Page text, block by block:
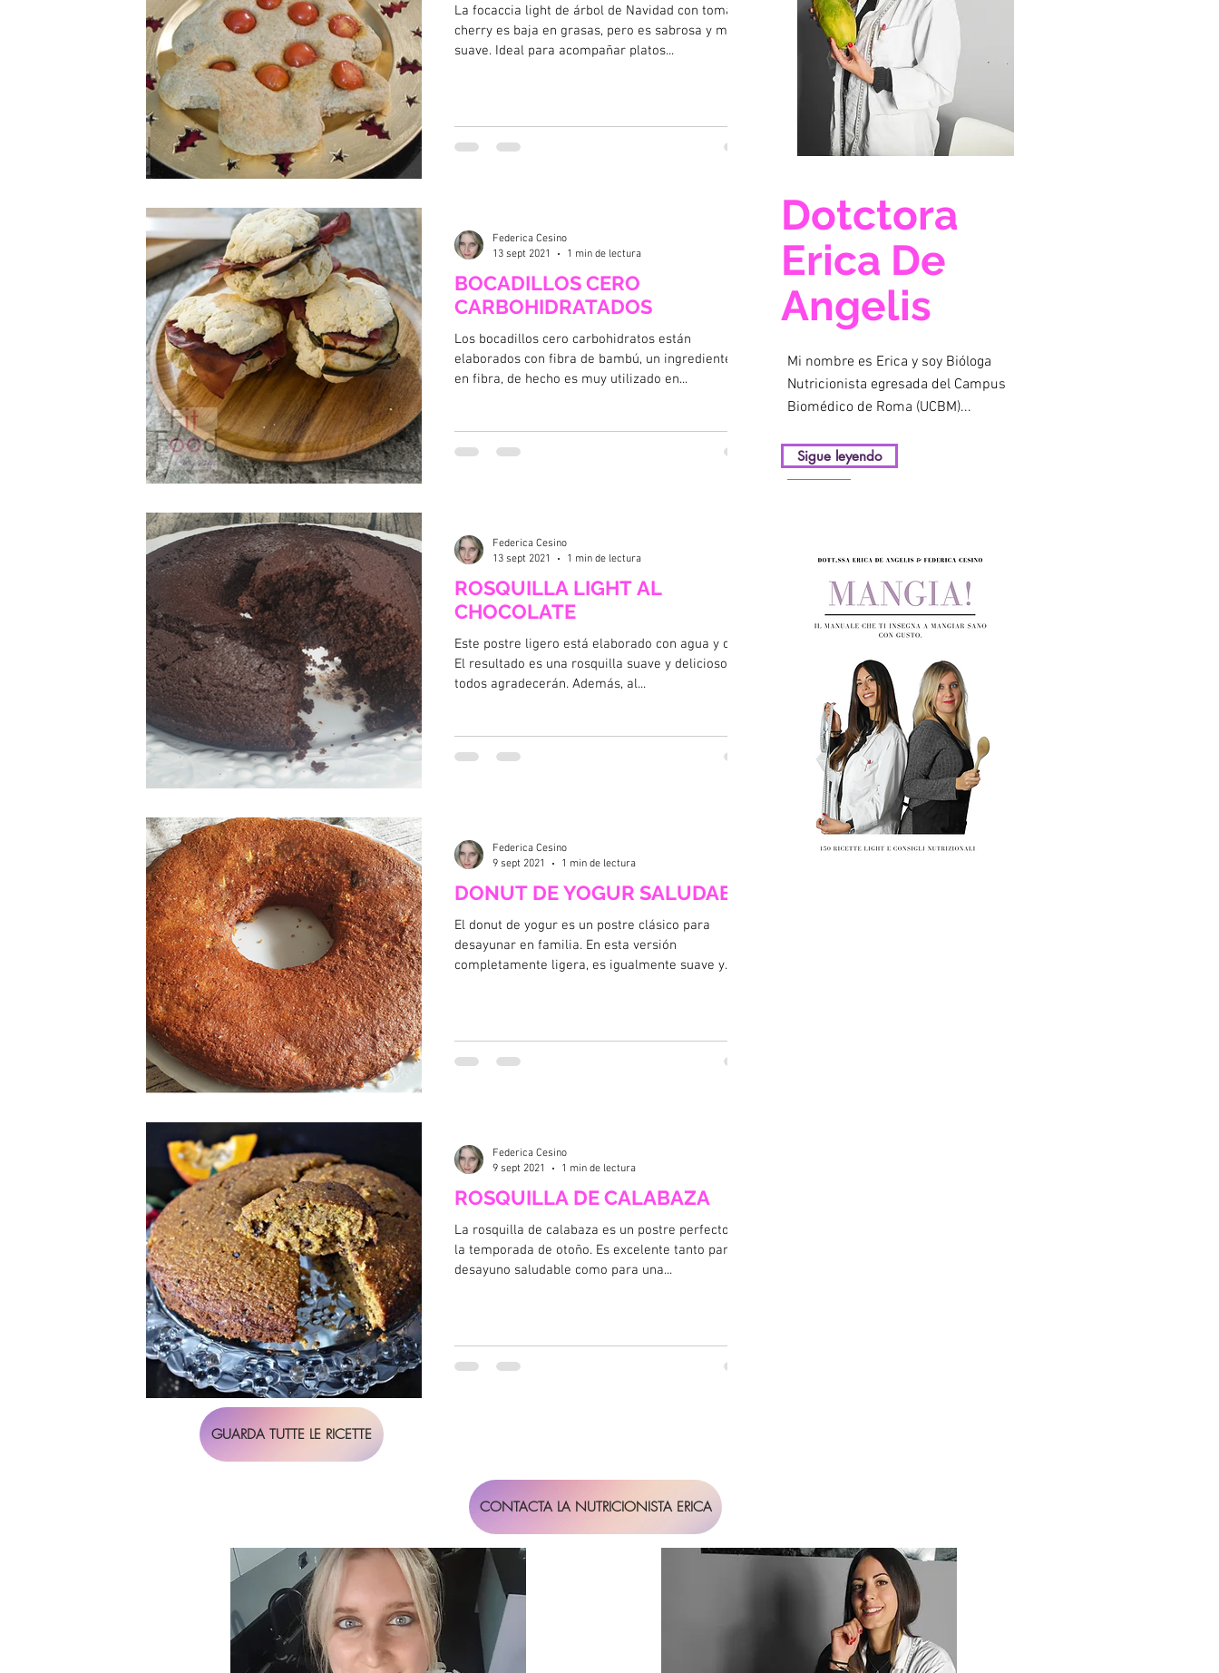
La focaccia light de árbol de Navidad con tomates
cherry es baja en grasas, pero es sabrosa y muy
suave. Ideal para acompañar platos...
BOCADILLOS CERO
CARBOHIDRATADOS
Los bocadillos cero carbohidratos están
elaborados con fibra de bambú, un ingrediente rico
en fibra, de hecho es muy utilizado en...
Federica Cesino
13 sept 2021
1 min de lectura
ROSQUILLA LIGHT AL
CHOCOLATE
Este postre ligero está elaborado con agua y cacao.
El resultado es una rosquilla suave y delicioso que
todos agradecerán. Además, al...
Federica Cesino
13 sept 2021
1 min de lectura
DONUT DE YOGUR SALUDABLE
El donut de yogur es un postre clásico para
desayunar en familia. En esta versión
completamente ligera, es igualmente suave y
Federica Cesino
9 sept 2021
1 min de lectura
ROSQUILLA DE CALABAZA
La rosquilla de calabaza es un postre perfecto para
la temporada de otoño. Es excelente tanto para un
desayuno saludable como para una...
Federica Cesino
9 sept 2021
1 min de lectura
Dotctora
Erica De
Angelis
Mi nombre es Erica y soy Bióloga
Nutricionista egresada del Campus
Biomédico de Roma (UCBM)...
Sigue leyendo
GUARDA TUTTE LE RICETTE
CONTACTA LA NUTRICIONISTA ERICA